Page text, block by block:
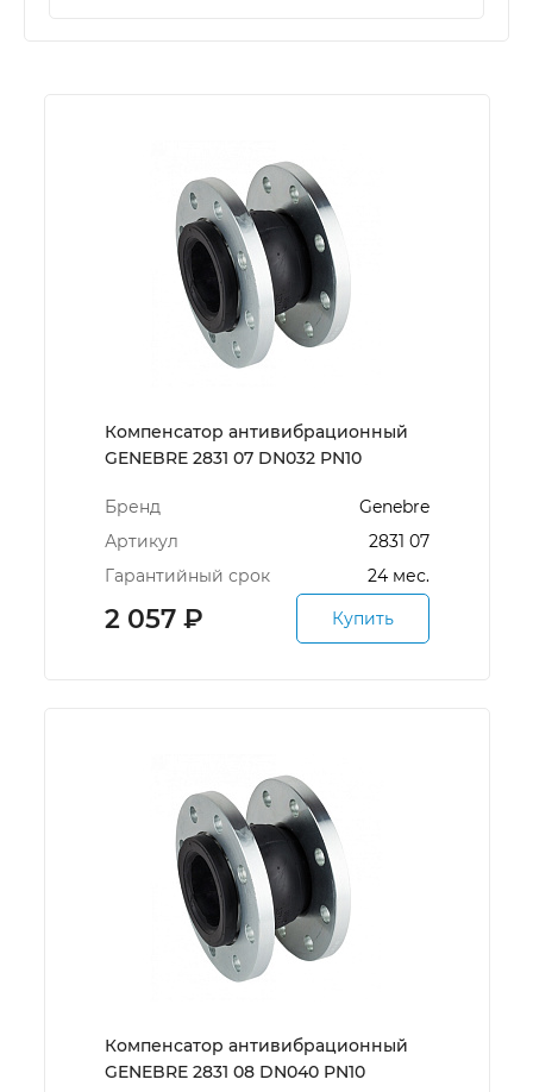
Компенсатор антивибрационный
GENEBRE 2831 07 DN032 PN10
Бренд
Genebre
Артикул
2831 07
Гарантийный срок
24 мес.
2 057₽ Купить
Компенсатор антивибрационный
GENEBRE 2831 08 DN040 PN10